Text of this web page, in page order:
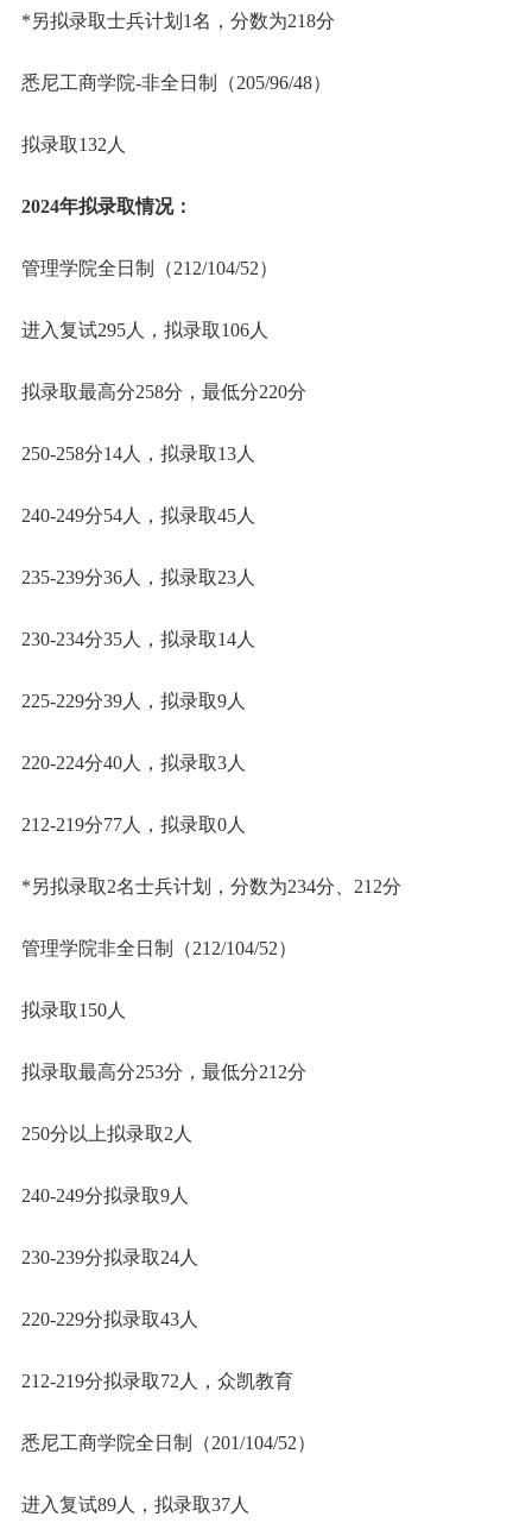
*另拟录取士兵计划1名，分数为218分
悉尼工商学院-非全日制（205/96/48）
拟录取132人
2024年拟录取情况：
管理学院全日制（212/104/52）
进入复试295人，拟录取106人
拟录取最高分258分，最低分220分
250-258分14人，拟录取13人
240-249分54人，拟录取45人
235-239分36人，拟录取23人
230-234分35人，拟录取14人
225-229分39人，拟录取9人
220-224分40人，拟录取3人
212-219分77人，拟录取0人
*另拟录取2名士兵计划，分数为234分、212分
管理学院非全日制（212/104/52）
拟录取150人
拟录取最高分253分，最低分212分
250分以上拟录取2人
240-249分拟录取9人
230-239分拟录取24人
220-229分拟录取43人
212-219分拟录取72人，众凯教育
悉尼工商学院全日制（201/104/52）
进入复试89人，拟录取37人